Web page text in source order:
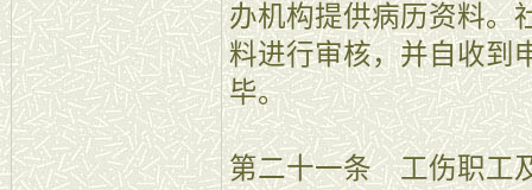
办机构提供病历资料。
料进行审核，并自收到
毕。
第二十一条 工伤职工